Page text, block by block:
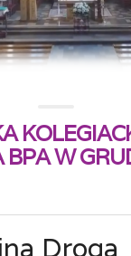
BPA W
Droga